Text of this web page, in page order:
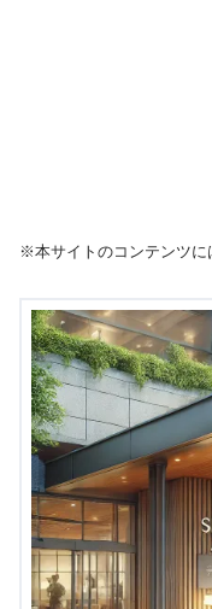
※本サイトのコンテンツに